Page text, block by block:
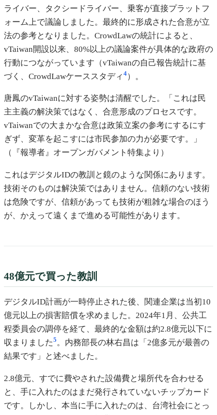
ライバー、タクシードライバー、乗客が直接プラットフ
ォーム上で議論しました。最終的に形成された合意が立
法の参考となりました。CrowdLawの統計によると、
vTaiwan開設以来、80%以上の議論案件が具体的な政府の
行動につながっています（vTaiwanの自己報告統計に基
づく、CrowdLawケーススタディ 4）。
唐鳳のvTaiwanに対する姿勢は清醒でした。「これは民
主主義の解決策ではなく、合意形成のプロセスです。
vTaiwanでの大まかな合意は政策立案の参考にするにす
ぎず、変革を起こすには市民参加の力が必要です。」
（『報導者』オープンガバメント特集より）
これはデジタルIDの教訓と鏡のような関係にあります。
技術そのものは解決策ではありません。信頼のない技術
は危険ですが、信頼があっても技術が粗雑な場合のほう
が、かえって遠くまで進める可能性があります。
48億元で買った教訓
デジタルID計画が一時停止された後、関連企業は当初10
億元以上の損害賠償を求めました。2024年1月、公共工
程委員会の調停を経て、最終的な金額は約2.8億元以下に
収まりました5。内務部長の林右昌は「2億多元が最善の
結果です」と述べました。
2.8億元、すでに費やされた設備費と場所代を合わせる
と、手に入れたのはまだ発行されていないチップカード
です。しかし、本当に手に入れたのは、台湾社会にとっ